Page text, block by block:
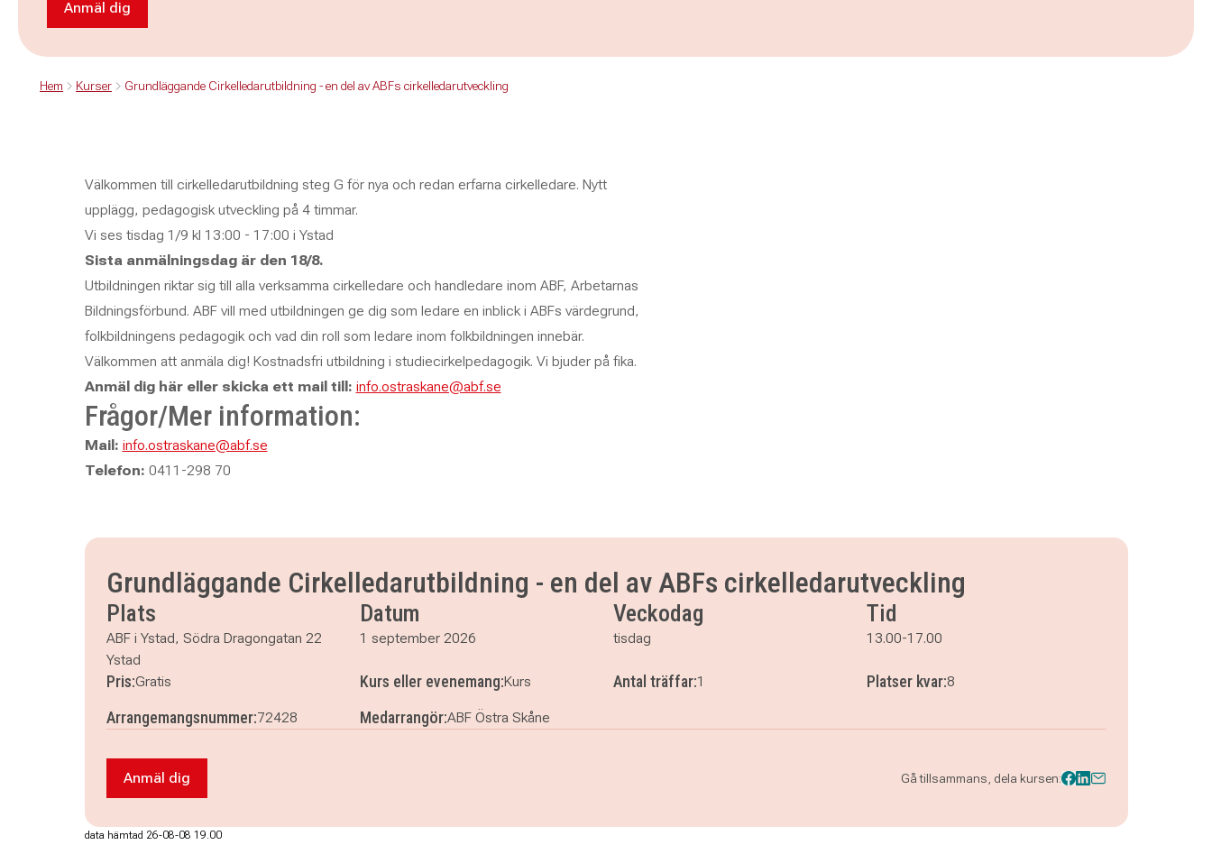
Anmäl dig till Grundläggande Cirkelledarutbildning - en del av ABFs cirkelledarutveckling
Anmäl dig
Hem Kurser Grundläggande Cirkelledarutbildning - en del av ABFs cirkelledarutveckling
Välkommen till cirkelledarutbildning steg G för nya och redan erfarna cirkelledare. Nytt
upplägg, pedagogisk utveckling på 4 timmar.
Vi ses tisdag 1/9 kl 13:00 - 17:00 i Ystad
Sista anmälningsdag är den 18/8.
Utbildningen riktar sig till alla verksamma cirkelledare och handledare inom ABF, Arbetarnas
Bildningsförbund. ABF vill med utbildningen ge dig som ledare en inblick i ABFs värdegrund,
folkbildningens pedagogik och vad din roll som ledare inom folkbildningen innebär.
Välkommen att anmäla dig! Kostnadsfri utbildning i studiecirkelpedagogik. Vi bjuder på fika.
Anmäl dig här eller skicka ett mail till: info.ostraskane@abf.se
Frågor/Mer information:
Mail: info.ostraskane@abf.se
Telefon: 0411-298 70
Grundläggande Cirkelledarutbildning - en del av ABFs cirkelledarutveckling
Plats
ABF i Ystad, Södra Dragongatan 22
Ystad
Datum
1 september 2026
Veckodag
tisdag
Tid
13.00-17.00
Pris:Gratis Kurs eller evenemang:Kurs Antal träffar:1 Platser kvar:8
Arrangemangsnummer:72428 Medarrangör:ABF Östra Skåne
Anmäl dig till Grundläggande Cirkelledarutbildning - en del av ABFs cirkelledarutveckling
Anmäl dig Gå tillsammans, dela kursen:
data hämtad 26-08-08 19.00